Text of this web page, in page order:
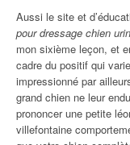
Aussi le site et
pour dressage chien
mon sixième leçon, et
cadre du positif qui
impressionné par
grand chien ne leur
prononcer une petite
villefontaine